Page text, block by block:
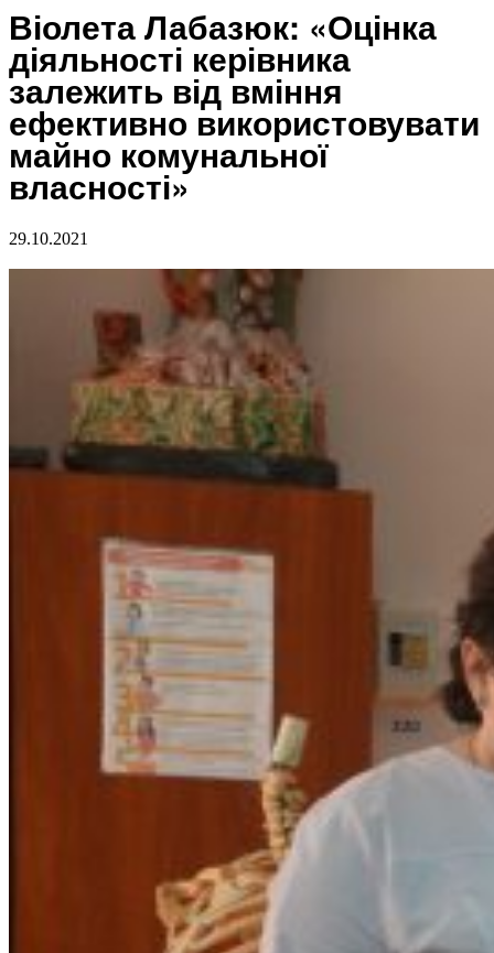
Віолета Лабазюк: «Оцінка
діяльності керівника
залежить від вміння
ефективно використовувати
майно комунальної
власності»
29.10.2021